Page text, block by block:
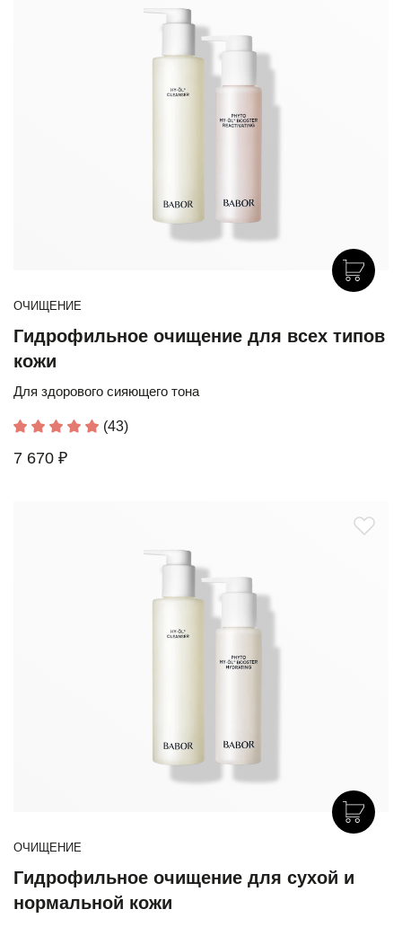
ОЧИЩЕНИЕ
Гидрофильное очищение для всех типов
кожи
Для здорового сияющего тона
(43)
7 670 ₽
ОЧИЩЕНИЕ
Гидрофильное очищение для сухой и
нормальной кожи